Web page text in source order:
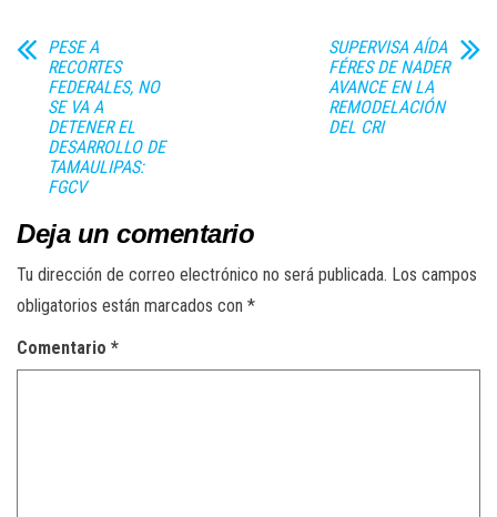
PESE A
RECORTES
FEDERALES, NO
SE VA A
DETENER EL
DESARROLLO DE
TAMAULIPAS:
FGCV
SUPERVISA AÍDA
FÉRES DE NADER
AVANCE EN LA
REMODELACIÓN
DEL CRI
Deja un comentario
Tu dirección de correo electrónico no será publicada. Los campos
obligatorios están marcados con *
Comentario *